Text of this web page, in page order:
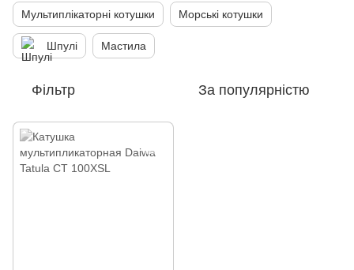
Мультиплікаторні котушки Морські котушки
Шпулі Мастила
Фільтр За популярністю